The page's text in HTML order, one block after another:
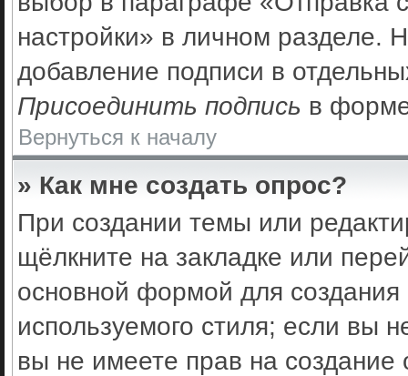
настройки» в личном разделе.
добавление подписи в
Присоединить подпись в
Вернуться к началу
» Как мне создать опрос?
При создании темы или
щёлкните на закладке или
основной формой для
используемого стиля; если вы
вы не имеете прав на